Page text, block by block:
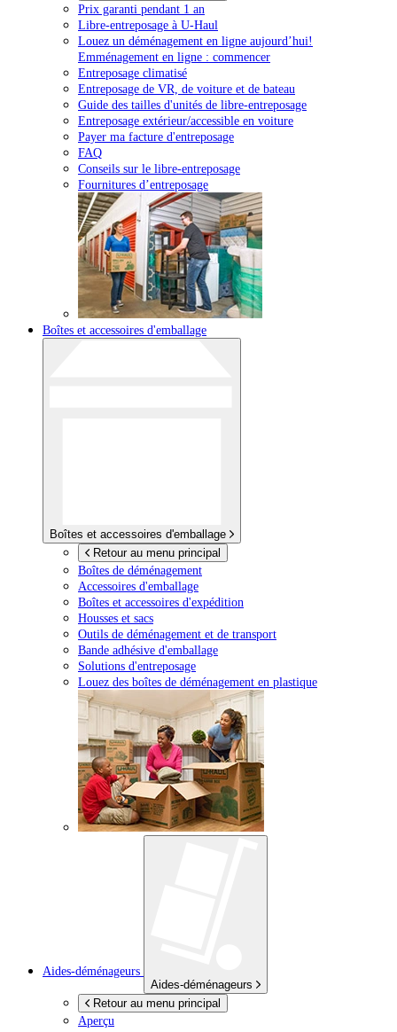
Prix garanti pendant 1 an
Libre-entreposage à U-Haul
Louez un déménagement en ligne aujourd’hui!
Emménagement en ligne : commencer
Entreposage climatisé
Entreposage de VR, de voiture et de bateau
Guide des tailles d'unités de libre-entreposage
Entreposage extérieur/accessible en voiture
Payer ma facture d'entreposage
FAQ
Conseils sur le libre-entreposage
Fournitures d’entreposage
Boîtes et accessoires d'emballage
Boîtes et accessoires d'emballage
Retour au menu principal
Boîtes de déménagement
Accessoires d'emballage
Boîtes et accessoires d'expédition
Housses et sacs
Outils de déménagement et de transport
Bande adhésive d'emballage
Solutions d'entreposage
Louez des boîtes de déménagement en plastique
Aides-déménageurs
Aides-déménageurs
Retour au menu principal
Aperçu